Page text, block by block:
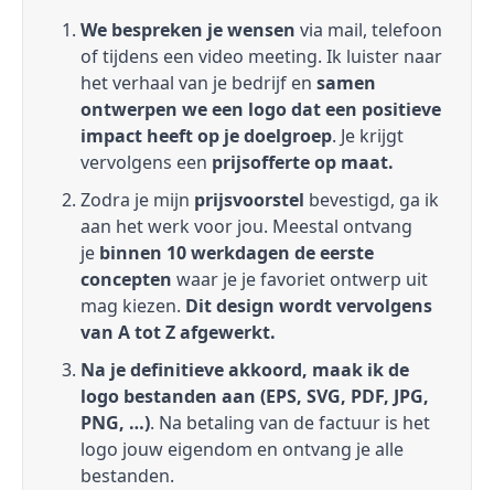
We bespreken je wensen via mail, telefoon
of tijdens een video meeting. Ik luister naar
het verhaal van je bedrijf en samen
ontwerpen we een logo dat een positieve
impact heeft op je doelgroep. Je krijgt
vervolgens een prijsofferte op maat.
Zodra je mijn prijsvoorstel bevestigd, ga ik
aan het werk voor jou. Meestal ontvang
je binnen 10 werkdagen de eerste
concepten waar je je favoriet ontwerp uit
mag kiezen. Dit design wordt vervolgens
van A tot Z afgewerkt.
Na je definitieve akkoord, maak ik de
logo bestanden aan (EPS, SVG, PDF, JPG,
PNG, …). Na betaling van de factuur is het
logo jouw eigendom en ontvang je alle
bestanden.